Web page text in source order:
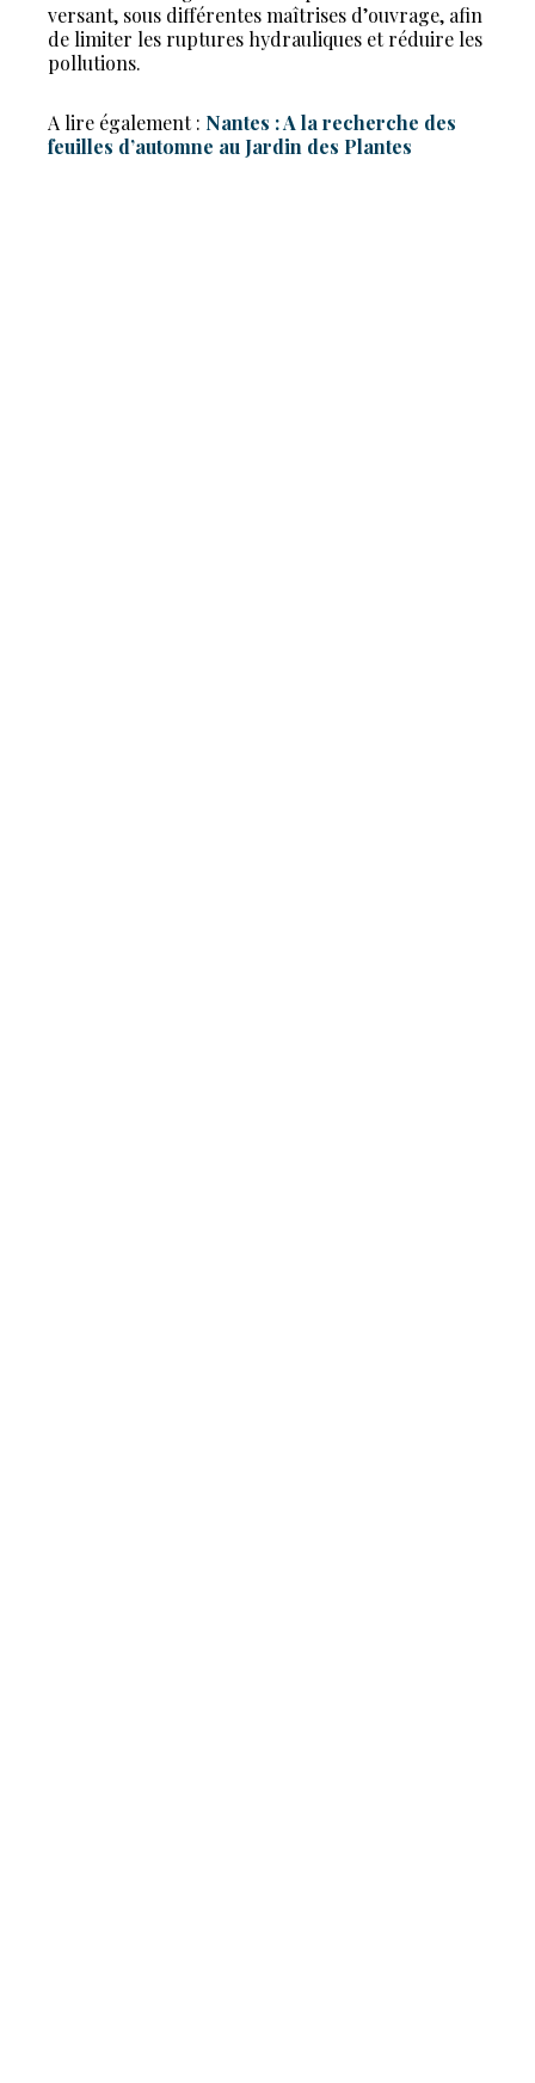
versant, sous différentes maîtrises d’ouvrage, afin
de limiter les ruptures hydrauliques et réduire les
pollutions.
A lire également : Nantes : A la recherche des
feuilles d’automne au Jardin des Plantes